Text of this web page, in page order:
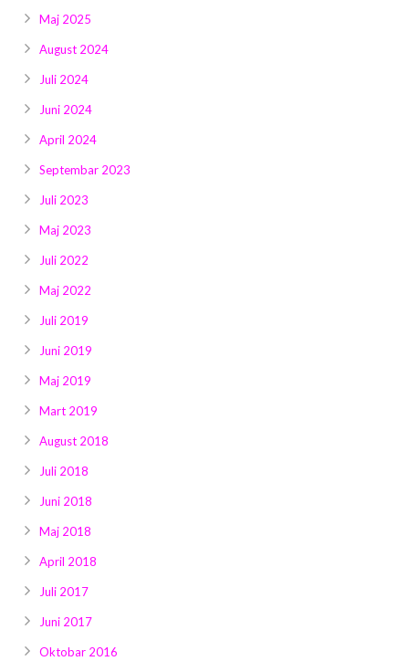
Maj 2025
August 2024
Juli 2024
Juni 2024
April 2024
Septembar 2023
Juli 2023
Maj 2023
Juli 2022
Maj 2022
Juli 2019
Juni 2019
Maj 2019
Mart 2019
August 2018
Juli 2018
Juni 2018
Maj 2018
April 2018
Juli 2017
Juni 2017
Oktobar 2016